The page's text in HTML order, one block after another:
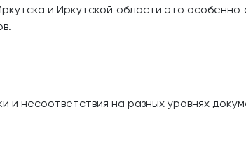
и Иркутской области это особенно
и несоответствия на разных уровнях